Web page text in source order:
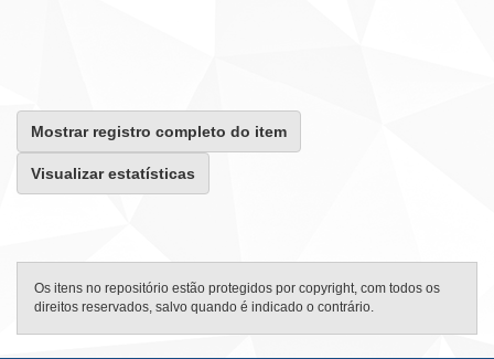
Mostrar registro completo do item
Visualizar estatísticas
Os itens no repositório estão protegidos por copyright, com todos os
direitos reservados, salvo quando é indicado o contrário.